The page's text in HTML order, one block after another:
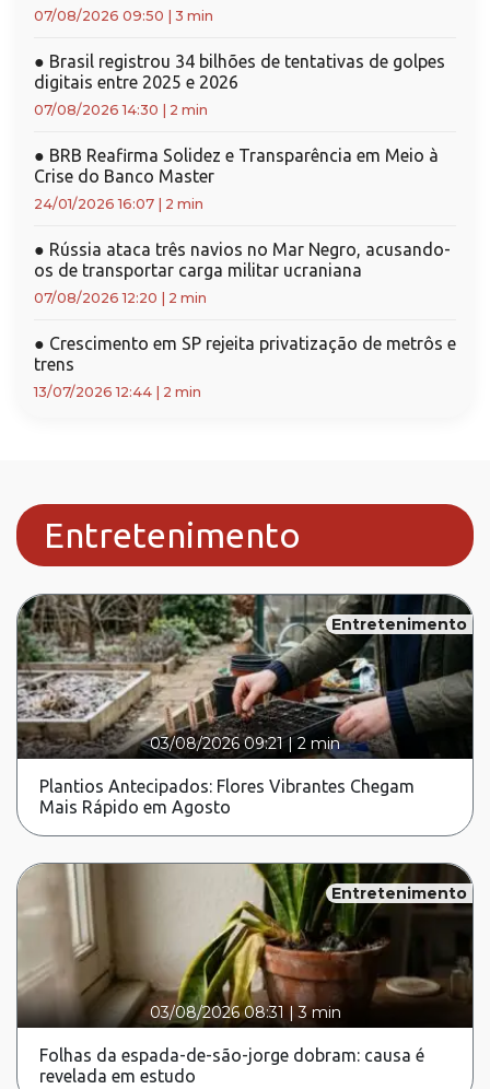
07/08/2026 09:50 3 min
● Brasil registrou 34 bilhões de tentativas de golpes
digitais entre 2025 e 2026
07/08/2026 14:30 2 min
● BRB Reafirma Solidez e Transparência em Meio à
Crise do Banco Master
24/01/2026 16:07 2 min
● Rússia ataca três navios no Mar Negro, acusando-
os de transportar carga militar ucraniana
07/08/2026 12:20 2 min
● Crescimento em SP rejeita privatização de metrôs e
trens
13/07/2026 12:44 2 min
Entretenimento
Entretenimento
03/08/2026 09:21|2 min
Plantios Antecipados: Flores Vibrantes Chegam
Mais Rápido em Agosto
Entretenimento
03/08/2026 08:31 |3 min
Folhas da espada-de-são-jorge dobram: causa é
revelada em estudo